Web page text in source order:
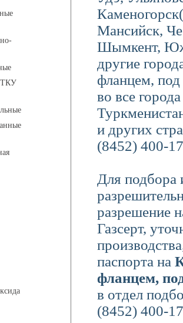
ТКУ
Мансийск,
Шымкент,
другие
фланцем, под
во все
и других
(8452) 400-
Для подбора
разрешение
Газсерт,
паспорта на
фланцем,
в отдел
(8452) 400-